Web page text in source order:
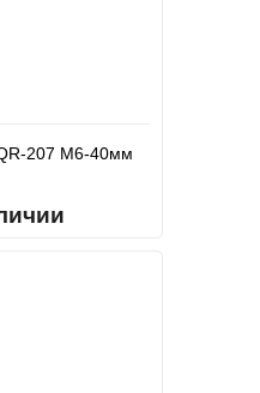
207 М6-40мм